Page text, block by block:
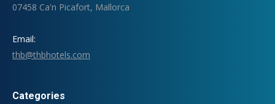
07458 Ca'n Picafort, Mallorca
Email:
thb@thbhotels.com
Categories